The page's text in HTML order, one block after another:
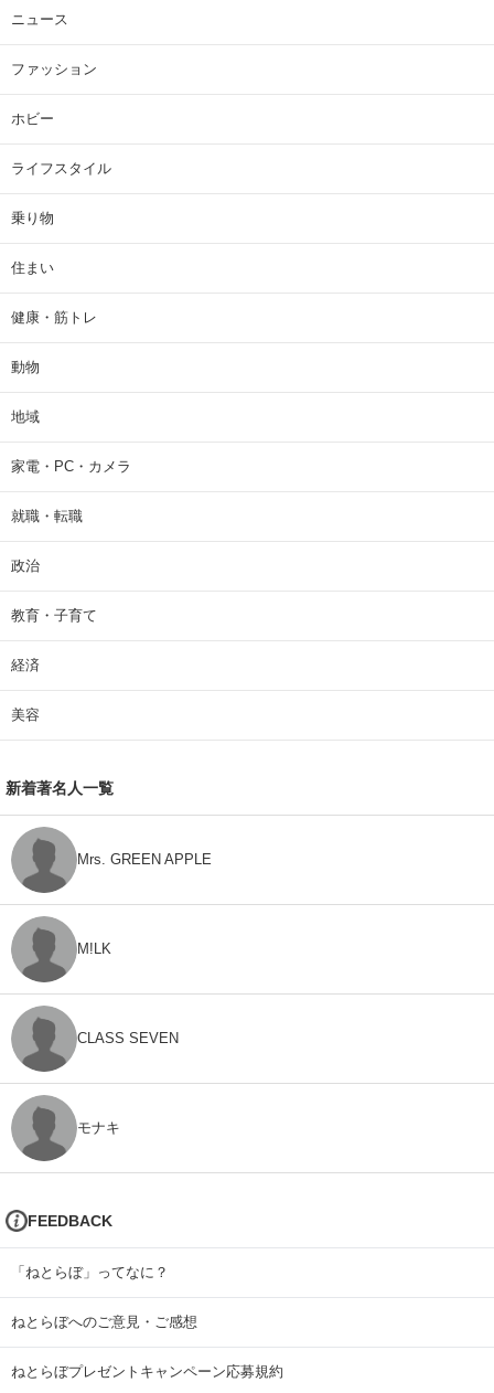
ニュース
ファッション
ホビー
ライフスタイル
乗り物
住まい
健康・筋トレ
動物
地域
家電・PC・カメラ
就職・転職
政治
教育・子育て
経済
美容
新着著名人一覧
Mrs. GREEN APPLE
M!LK
CLASS SEVEN
モナキ
FEEDBACK
「ねとらぼ」ってなに？
ねとらぼへのご意見・ご感想
ねとらぼプレゼントキャンペーン応募規約